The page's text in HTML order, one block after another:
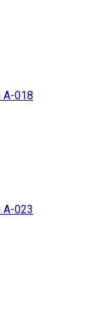
A-018
A-023